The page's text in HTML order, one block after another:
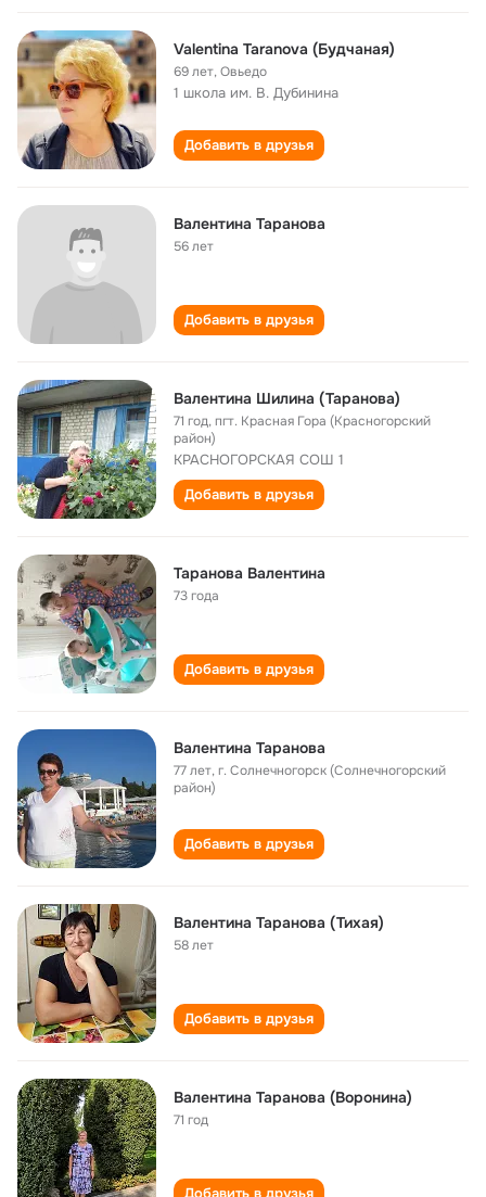
Valentina Taranova (Будчаная)
69 лет,Овьедо
1 школа им. В. Дубинина
Добавить в друзья
Валентина Таранова
56 лет
Добавить в друзья
Валентина Шилина (Таранова)
71 год,пгт. Красная Гора (Красногорский
район)
КРАСНОГОРСКАЯ СОШ 1
Добавить в друзья
Таранова Валентина
73 года
Добавить в друзья
Валентина Таранова
77 лет,г. Солнечногорск (Солнечногорский
район)
Добавить в друзья
Валентина Таранова (Тихая)
58 лет
Добавить в друзья
Валентина Таранова (Воронина)
71 год
Добавить в друзья